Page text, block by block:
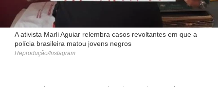
A ativista Marli Aguiar relembra casos revoltantes em que a
polícia brasileira matou jovens negros
Reprodução/Instagram